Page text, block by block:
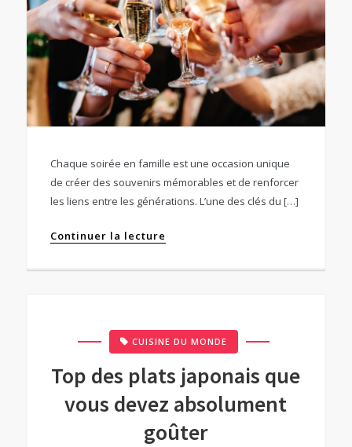
Chaque soirée en famille est une occasion unique
de créer des souvenirs mémorables et de renforcer
les liens entre les générations. L’une des clés du […]
Continuer la lecture
CUISINE DU MONDE
Top des plats japonais que
vous devez absolument
goûter